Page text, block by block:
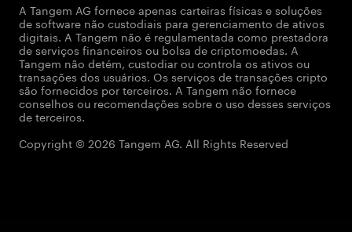
A Tangem AG fornece apenas carteiras físicas e soluções
de software não custodiais para gerenciamento de ativos
digitais. A Tangem não é regulamentada como prestadora
de serviços financeiros ou bolsa de criptomoedas. A
Tangem não detém, custodiar ou controla os ativos ou
transações dos usuários. Os serviços de transações cripto
são fornecidos por terceiros. A Tangem não fornece
conselhos ou recomendações sobre o uso desses serviços
de terceiros.